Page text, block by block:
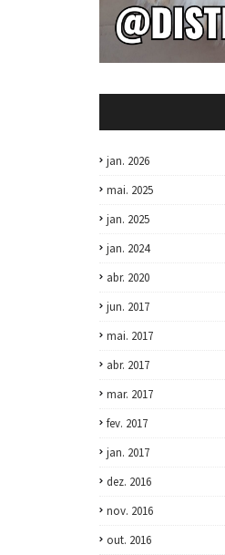
jan. 2026
mai. 2025
jan. 2025
jan. 2024
abr. 2020
jun. 2017
mai. 2017
abr. 2017
mar. 2017
fev. 2017
jan. 2017
dez. 2016
nov. 2016
out. 2016